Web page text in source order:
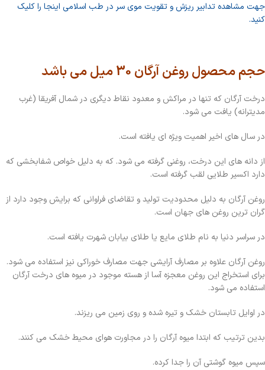
جهت مشاهده تدابیر ریزش و تقویت موی سر در طب اسلامی اینجا را کلیک
کنید.
حجم محصول روغن آرگان 30 میل می باشد
درخت آرگان که تنها در مراکش و معدود نقاط دیگری در شمال آفریقا (غرب
مدیترانه) یافت می شود.
در سال های اخیر اهمیت ویژه ای یافته است.
از دانه های این درخت، روغنی گرفته می شود. که به دلیل خواص شفابخشی که
دارد اکسیر طلایی لقب گرفته است.
روغن آرگان به دلیل محدودیت تولید و تقاضای فراوانی که برایش وجود دارد از
گران ترین روغن های جهان است.
در سراسر دنیا به نام طلای مایع یا طلای بیابان شهرت یافته است.
روغن آرگان علاوه بر مصارف آرایشی جهت مصارف خوراکی نیز استفاده می شود.
برای استخراج این روغن معجزه آسا از هسته موجود در میوه های درخت آرگان
استفاده می شود.
در اوایل تابستان خشک و تیره شده و روی زمین می ریزند.
بدین ترتیب که ابتدا میوه آرگان را در مجاورت هوای محیط خشک می کنند.
سپس میوه گوشتی آن را جدا کرده.